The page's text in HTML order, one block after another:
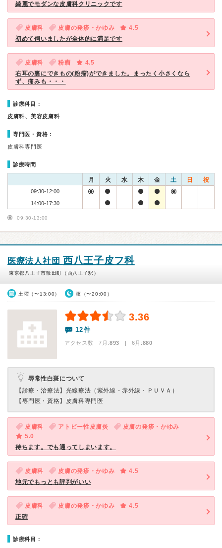
綺麗でモダンな皮膚科クリニックです
皮膚科 皮膚の発疹・かゆみ
4.5
初めて伺いましたが全体的に満足です
皮膚科 粉瘤
4.5
右耳の裏にできもの(粉瘤)ができました。まったく小さくなら
ず、痛みも・・・
診療科目：
皮膚科、美容皮膚科
専門医・資格：
皮膚科専門医
診療時間
月 火 水 木 金 土 日 祝
09:30-12:00
14:00-17:30
09:30-13:00
医療法人社団 西八王子皮フ科
東京都八王子市散田町（西八王子駅）
土曜（〜13:00） 夜（〜20:00）
3.36
12件
アクセス数 7月:893 | 6月:880
尋常性白斑について
【診療・治療法】 光線療法（紫外線・赤外線・ＰＵＶＡ）
【専門医・資格】 皮膚科専門医
皮膚科 アトピー性皮膚炎
皮膚の発疹・かゆみ
5.0
待ちます。でも通ってしまいます。
皮膚科 皮膚の発疹・かゆみ
4.5
地元でもっとも評判がいい
皮膚科 皮膚の発疹・かゆみ
4.5
正確
診療科目：